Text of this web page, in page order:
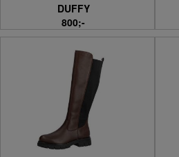
DUFFY
800;-